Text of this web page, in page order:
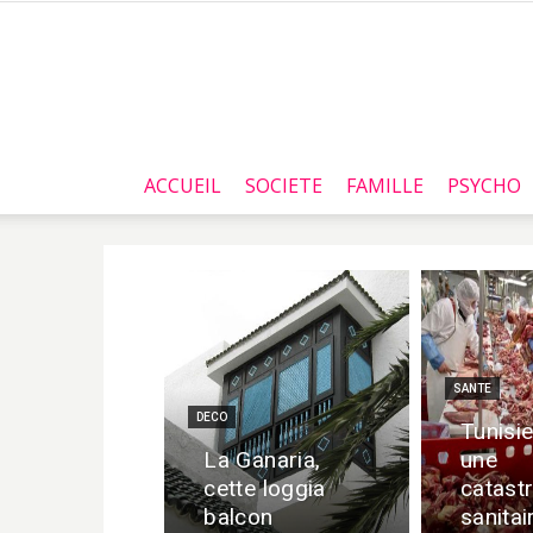
ACCUEIL SOCIETE FAMILLE PSYCHO
DECO
La Ganaria,
cette loggia
balcon
SANTE
une